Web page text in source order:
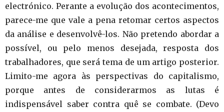
electrónico. Perante a evolução dos acontecimentos,
parece-me que vale a pena retomar certos aspectos
da análise e desenvolvê-los. Não pretendo abordar a
possível, ou pelo menos desejada, resposta dos
trabalhadores, que será tema de um artigo posterior.
Limito-me agora às perspectivas do capitalismo,
porque antes de considerarmos as lutas é
indispensável saber contra quê se combate. (Devo